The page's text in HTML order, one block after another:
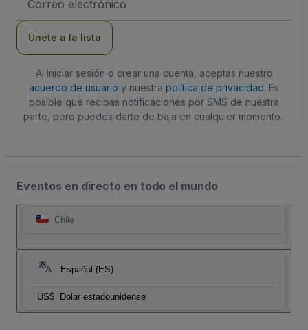
de
Únete a la lista
Al iniciar sesión o crear una cuenta, aceptas nuestro
acuerdo de usuario y nuestra política de privacidad. Es
posible que recibas notificaciones por SMS de nuestra
parte, pero puedes darte de baja en cualquier momento.
Eventos en directo en todo el mundo
Chile
Español (ES)
US$ Dolar estadounidense